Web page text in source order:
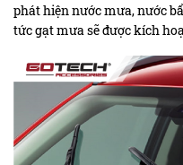
phát hiện nước mưa, nước
tức gạt mưa sẽ được kích